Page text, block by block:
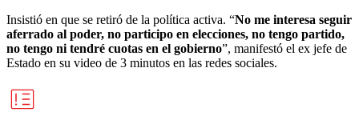
Insistió en que se retiró de la política activa. “No me interesa seguir
aferrado al poder, no participo en elecciones, no tengo partido,
no tengo ni tendré cuotas en el gobierno”, manifestó el ex jefe de
Estado en su video de 3 minutos en las redes sociales.